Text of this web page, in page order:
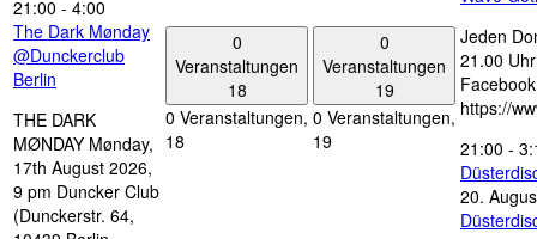
21:00 - 4:00
The Dark Mønday
@Dunckerclub
Berlin
THE DARK
MØNDAY Mønday,
17th August 2026,
9 pm Duncker Club
(Dunckerstr. 64,
0
Veranstaltungen
18
0 Veranstaltungen,
18
0
Veranstaltungen
19
0 Veranstaltungen,
19
Jeden
21.00
https://
21:00 -
20.